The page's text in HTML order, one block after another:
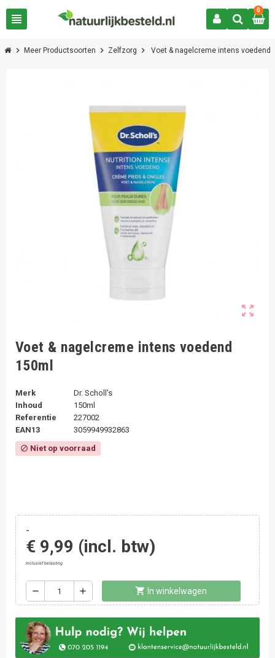
view_headline
0
chevron_right Meer Productsoorten chevron_right Zelfzorg chevron_right Voet & nagelcreme intens voedend
zoom_out_map
Voet & nagelcreme intens voedend
150ml
Merk
Dr. Scholl's
Inhoud
150ml
Referentie
227002
EAN13
3059949932863
block Niet op voorraad
-
€ 9,99 (incl. btw)
Inclusief belasting
remove add shopping_cart In winkelwagen